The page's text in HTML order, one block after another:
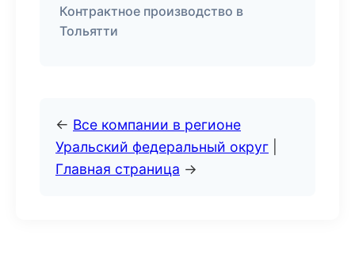
Контрактное производство в
Тольятти
← Все компании в регионе
Уральский федеральный округ
Главная страница →